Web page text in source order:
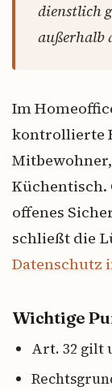
dienstlich
außerhalb
Im
kontrollierte
Küchentisch.
offenes
schließt die
Datenschutz
Wichtige
Art. 32 gilt